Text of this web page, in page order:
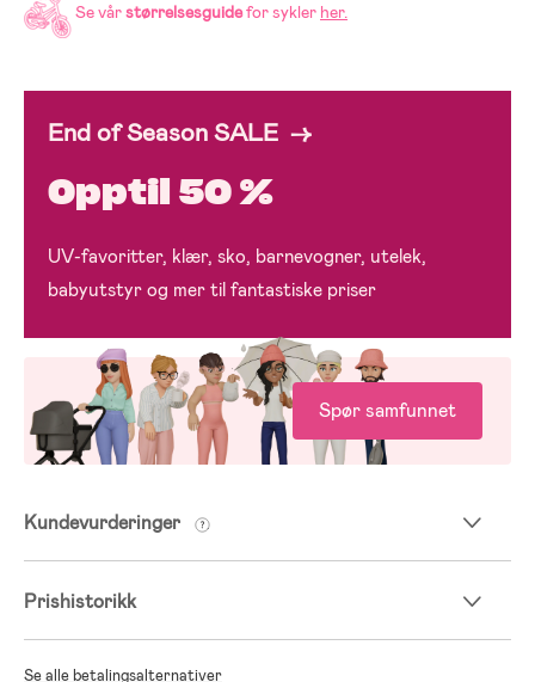
Se vårstørrelsesguidefor sykler her.
End of Season SALE →
Opptil 50 %
UV-favoritter, klær, sko, barnevogner, utelek,
babyutstyr og mer til fantastiske priser
Spør samfunnet
Kundevurderinger
Prishistorikk
Se alle betalingsalternativer